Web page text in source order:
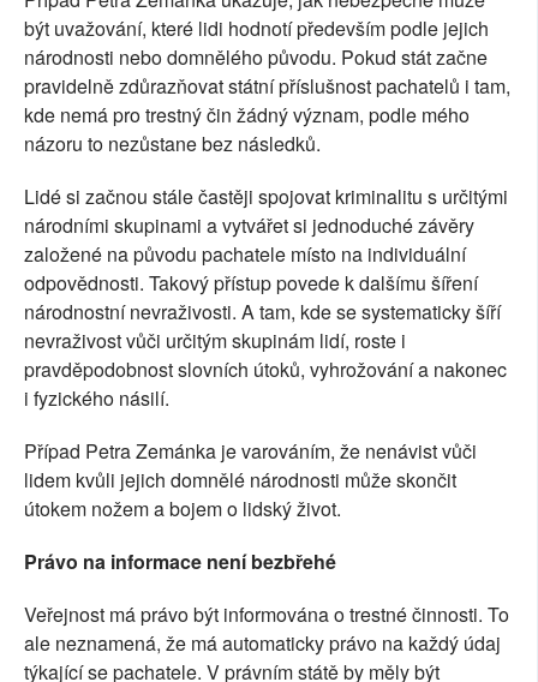
být uvažování, které lidi hodnotí především podle jejich
národnosti nebo domnělého původu. Pokud stát začne
pravidelně zdůrazňovat státní příslušnost pachatelů i tam,
kde nemá pro trestný čin žádný význam, podle mého
názoru to nezůstane bez následků.
Lidé si začnou stále častěji spojovat kriminalitu s určitými
národními skupinami a vytvářet si jednoduché závěry
založené na původu pachatele místo na individuální
odpovědnosti. Takový přístup povede k dalšímu šíření
národnostní nevraživosti. A tam, kde se systematicky šíří
nevraživost vůči určitým skupinám lidí, roste i
pravděpodobnost slovních útoků, vyhrožování a nakonec
i fyzického násilí.
Případ Petra Zemánka je varováním, že nenávist vůči
lidem kvůli jejich domnělé národnosti může skončit
útokem nožem a bojem o lidský život.
Právo na informace není bezbřehé
Veřejnost má právo být informována o trestné činnosti. To
ale neznamená, že má automaticky právo na každý údaj
týkající se pachatele. V právním státě by měly být